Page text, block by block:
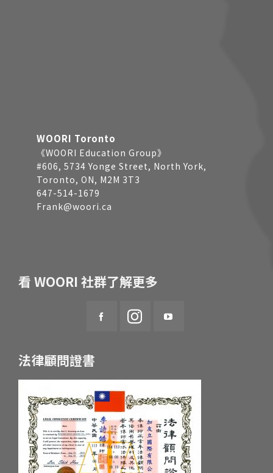
WOORI Toronto
《WOORI Education Group》
#606, 5734 Yonge Street, North York,
Toronto, ON, M2M 3T3
647-514-1679
Frank@woori.ca
看 WOORI 社群了解更多
法律顧問證書